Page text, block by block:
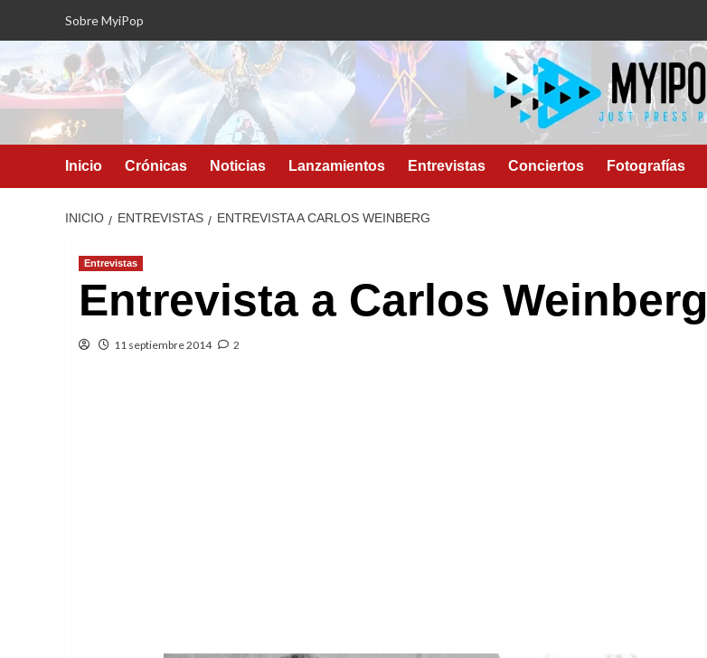
Sobre MyiPop
Inicio Crónicas Noticias Lanzamientos Entrevistas Conciertos Fotografías
INICIO ENTREVISTAS ENTREVISTA A CARLOS WEINBERG
Entrevistas
Entrevista a Carlos Weinberg
11 septiembre 2014 2